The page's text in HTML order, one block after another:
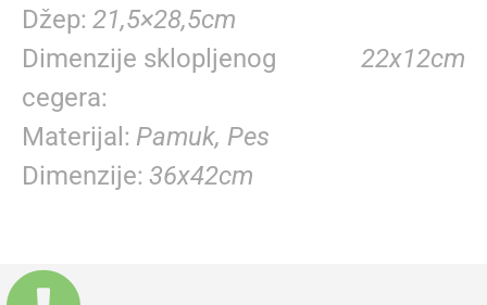
Džep 21,5×28,5cm
Dimenzije sklopljenog
cegera
22x12cm
Materijal
Pamuk, Pes
Dimenzije 36x42cm